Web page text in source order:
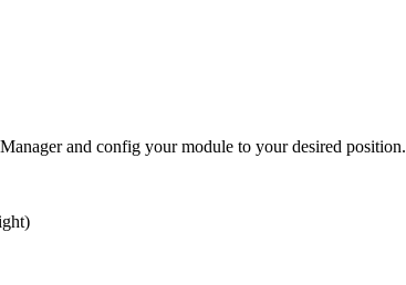
and config your module to your desired position.